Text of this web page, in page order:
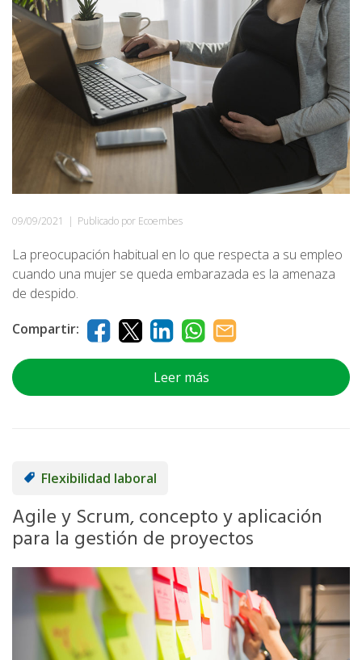
09/09/2021 | Publicado por Ecoembes
La preocupación habitual en lo que respecta a su empleo
cuando una mujer se queda embarazada es la amenaza
de despido.
Compartir:
Leer más
Flexibilidad laboral
Agile y Scrum, concepto y aplicación
para la gestión de proyectos